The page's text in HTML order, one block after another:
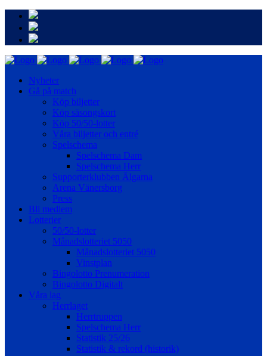
Nyheter
Gå på match
Köp biljetter
Köp säsongskort
Köp 50/50-lotter
Våra biljetter och entré
Spelschema
Spelschema Dam
Spelschema Herr
Supporterklubben Älgarna
Arena Vänersborg
Press
Bli medlem
Lotterier
50/50-lotter
Månadslotteriet 5050
Månadslotteriet 5050
Vinstplan
Bingolotto Prenumeration
Bingolotto Digitalt
Våra lag
Herrlaget
Herrtruppen
Spelschema Herr
Statistik 25/26
Statistik & rekord (historik)